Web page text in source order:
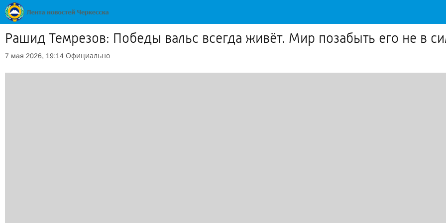
Рашид Темрезов: Победы вальс всегда живёт. Мир позабыть его не в
7 мая 2026, 19:14 Официально